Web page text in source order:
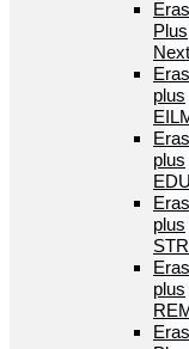
Plus
plus
plus
plus
plus